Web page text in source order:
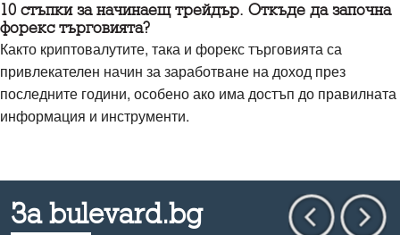
10 стъпки за начинаещ трейдър. Откъде да започна
форекс търговията?
Както криптовалутите, така и форекс търговията са
привлекателен начин за заработване на доход през
последните години, особено ако има достъп до правилната
информация и инструменти.
За bulevard.bg